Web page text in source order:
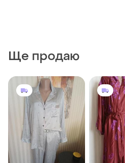
Ще продаю